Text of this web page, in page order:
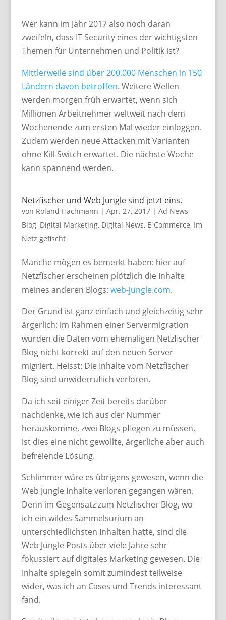
Wer kann im Jahr 2017 also noch daran
zweifeln, dass IT Security eines der wichtigsten
Themen für Unternehmen und Politik ist?
Mittlerweile sind über 200.000 Menschen in 150
Ländern davon betroffen. Weitere Wellen
werden morgen früh erwartet, wenn sich
Millionen Arbeitnehmer weltweit nach dem
Wochenende zum ersten Mal wieder einloggen.
Zudem werden neue Attacken mit Varianten
ohne Kill-Switch erwartet. Die nächste Woche
kann spannend werden.
Netzfischer und Web Jungle sind jetzt eins.
von Roland Hachmann | Apr. 27, 2017| Ad News,
Blog, Digital Marketing, Digital News, E-Commerce, Im
Netz gefischt
Manche mögen es bemerkt haben: hier auf
Netzfischer erscheinen plötzlich die Inhalte
meines anderen Blogs: web-jungle.com.
Der Grund ist ganz einfach und gleichzeitig sehr
ärgerlich: im Rahmen einer Servermigration
wurden die Daten vom ehemaligen Netzfischer
Blog nicht korrekt auf den neuen Server
migriert. Heisst: Die Inhalte vom Netzfischer
Blog sind unwiderruflich verloren.
Da ich seit einiger Zeit bereits darüber
nachdenke, wie ich aus der Nummer
herauskomme, zwei Blogs pflegen zu müssen,
ist dies eine nicht gewollte, ärgerliche aber auch
befreiende Lösung.
Schlimmer wäre es übrigens gewesen, wenn die
Web Jungle Inhalte verloren gegangen wären.
Denn im Gegensatz zum Netzfischer Blog, wo
ich ein wildes Sammelsurium an
unterschiedlichsten Inhalten hatte, sind die
Web Jungle Posts über viele Jahre sehr
fokussiert auf digitales Marketing gewesen. Die
Inhalte spiegeln somit zumindest teilweise
wider, was ich an Cases und Trends interessant
fand.